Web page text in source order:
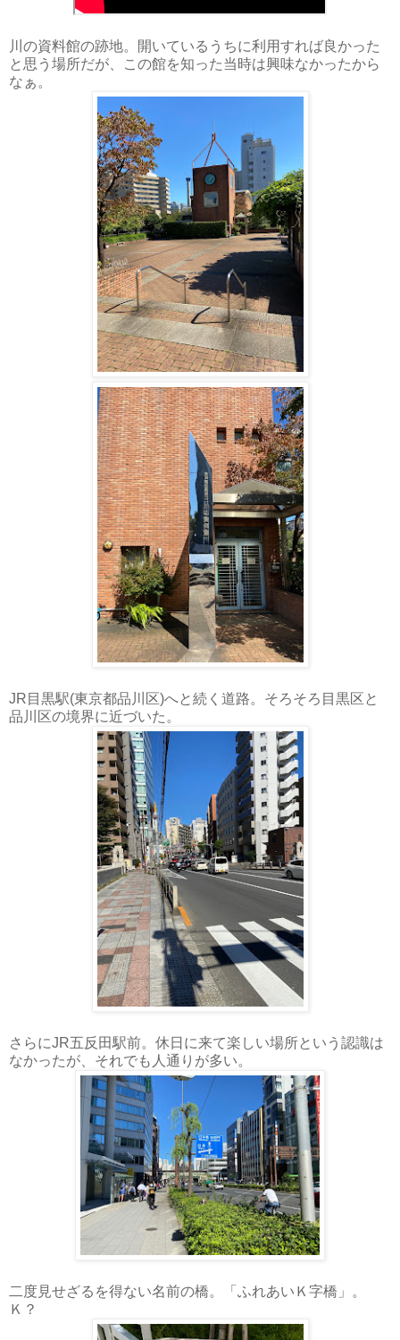
川の資料館の跡地。開いているうちに利用すれば良かった
と思う場所だが、この館を知った当時は興味なかったから
なぁ。
JR目黒駅(東京都品川区)へと続く道路。そろそろ目黒区と
品川区の境界に近づいた。
さらにJR五反田駅前。休日に来て楽しい場所という認識は
なかったが、それでも人通りが多い。
二度見せざるを得ない名前の橋。「ふれあいＫ字橋」。
Ｋ？